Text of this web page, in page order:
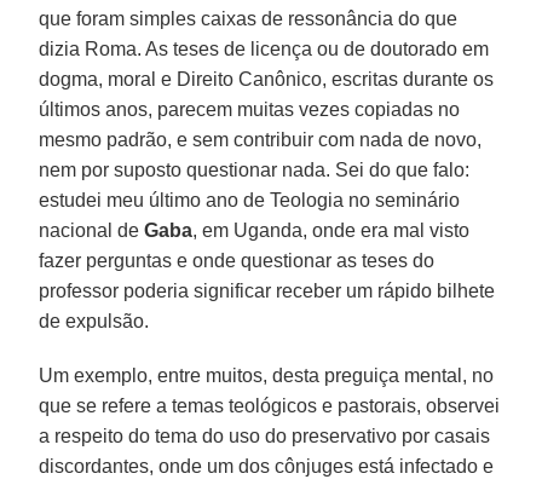
que foram simples caixas de ressonância do que
dizia Roma. As teses de licença ou de doutorado em
dogma, moral e Direito Canônico, escritas durante os
últimos anos, parecem muitas vezes copiadas no
mesmo padrão, e sem contribuir com nada de novo,
nem por suposto questionar nada. Sei do que falo:
estudei meu último ano de Teologia no seminário
nacional deGaba, em Uganda, onde era mal visto
fazer perguntas e onde questionar as teses do
professor poderia significar receber um rápido bilhete
de expulsão.
Um exemplo, entre muitos, desta preguiça mental, no
que se refere a temas teológicos e pastorais, observei
a respeito do tema do uso do preservativo por casais
discordantes, onde um dos cônjuges está infectado e